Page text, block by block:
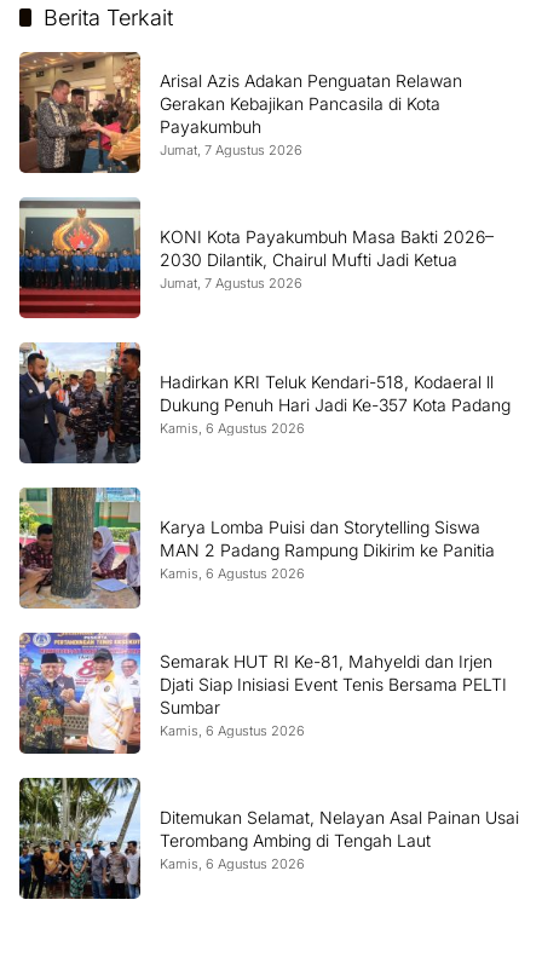
Berita Terkait
Arisal Azis Adakan Penguatan Relawan
Gerakan Kebajikan Pancasila di Kota
Payakumbuh
Jumat, 7 Agustus 2026
KONI Kota Payakumbuh Masa Bakti 2026–
2030 Dilantik, Chairul Mufti Jadi Ketua
Jumat, 7 Agustus 2026
Hadirkan KRI Teluk Kendari-518, Kodaeral ll
Dukung Penuh Hari Jadi Ke-357 Kota Padang
Kamis, 6 Agustus 2026
Karya Lomba Puisi dan Storytelling Siswa
MAN 2 Padang Rampung Dikirim ke Panitia
Kamis, 6 Agustus 2026
Semarak HUT RI Ke-81, Mahyeldi dan Irjen
Djati Siap Inisiasi Event Tenis Bersama PELTI
Sumbar
Kamis, 6 Agustus 2026
Ditemukan Selamat, Nelayan Asal Painan Usai
Terombang Ambing di Tengah Laut
Kamis, 6 Agustus 2026